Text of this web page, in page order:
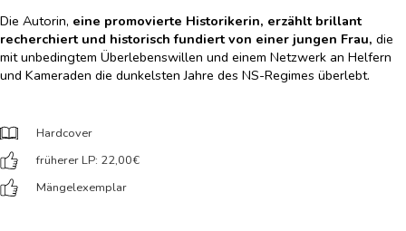
Die Autorin, eine promovierte Historikerin, erzählt brillant
recherchiert und historisch fundiert von einer jungen Frau, die
mit unbedingtem Überlebenswillen und einem Netzwerk an Helfern
und Kameraden die dunkelsten Jahre des NS-Regimes überlebt.
Hardcover
früherer LP: 22,00€
Mängelexemplar